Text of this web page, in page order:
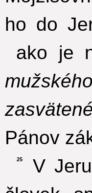
ho do
ako je
Pánov
25
V